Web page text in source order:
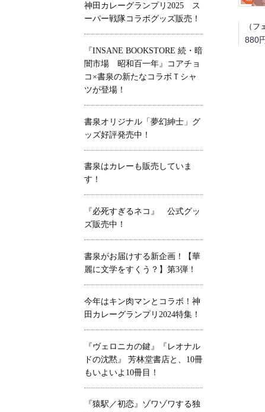
880
神田カレーグランプリ2025 ス
ーパー戦隊コラボグッズ販売！
『INSANE BOOKSTORE 続・暗
闇市場 昭和百一年』コアチョ
コ×書泉の新たなコラボＴシャ
ツが登場！
書泉オリジナル「夢幻紳士」グ
ッズ好評発売中！
書泉はカレーも販売していま
す！
『必死すぎるネコ』 公式グッ
ズ販売中！
書泉がお届けする新企画！【華
麗に文学をすくう？】第3弾！
今年はキン肉マンとコラボ！神
田カレーグランプリ2024特集！
『ヴェロニカの鍵』『レオナル
ドの沈黙』 芳林堂書店と、10冊
もいよいよ10冊目！
『猿駅／初恋』ゾワゾワする独